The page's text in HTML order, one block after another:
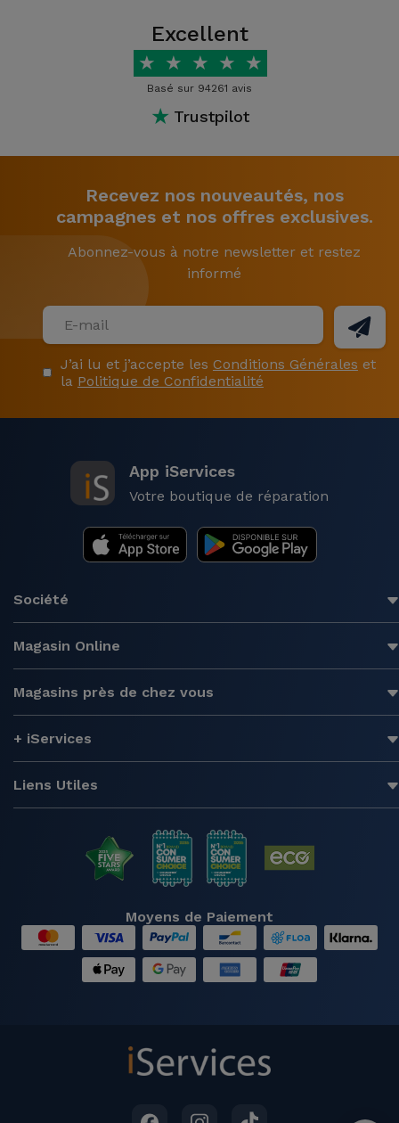
Excellent
★ ★ ★ ★ ★
Basé sur 94261 avis
★ Trustpilot
Recevez nos nouveautés, nos
campagnes et nos offres exclusives.
Abonnez-vous à notre newsletter et restez
informé
J’ai lu et j’accepte les Conditions Générales et
la Politique de Confidentialité
App iServices
Votre boutique de réparation
Société
Magasin Online
Magasins près de chez vous
+ iServices
Liens Utiles
Moyens de Paiement